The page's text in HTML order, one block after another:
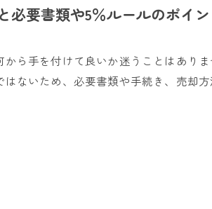
必要書類や5％ルールのポイ
ら手を付けて良いか迷うことはあり
ないため、必要書類や手続き、売却